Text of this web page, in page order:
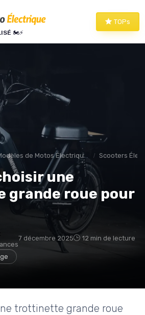
🏍️⚡
TOPs
de Motos Électriques Scooters
une
roue pour
7 décembre 2025 12 min de lecture
trottinette grande roue
cookies